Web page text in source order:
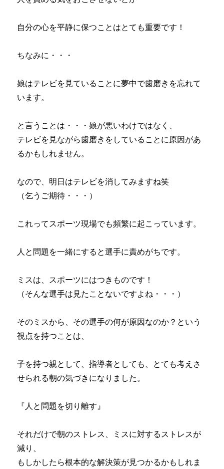
自分の心を平静に保つことはとても重要です！
ちなみに・・・
娘はテレビを見ていることに夢中で歯磨きを忘れて
います。
と言うことは・・・娘が悪いわけではなく、
テレビを見ながら歯磨きをしていることに原因があ
るかもしれません。
なので、明日はテレビを消してみますね笑
（乞うご期待・・・）
これってスポーツ現場でも頻繁に起こっています。
人と問題を一緒にすると選手に責めがちです。
ミスは、スポーツにはつきものです！
（そんな選手は見たことないですよね・・・）
そのミスから、その選手の何が原因なのか？という
視点を持つことは、
子を持つ親として、指導者としても、とても考えさ
せられる朝の気づきになりました。
『人と問題を切り離す』
それだけで朝のストレス、ミスに対するストレスが
減り、
もしかしたら根本的な解決策が見つかるかもしれま